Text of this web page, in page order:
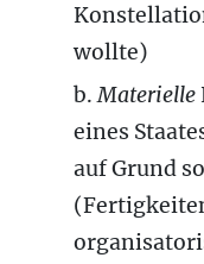
wollte)
b.Materielle
eines
auf Grund